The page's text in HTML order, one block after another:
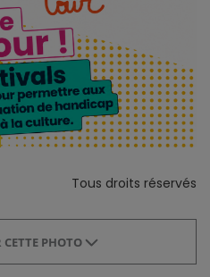
Tous droits réservés
CETTE PHOTO